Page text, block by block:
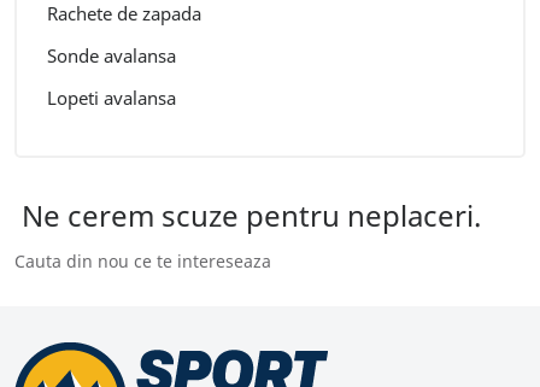
Rachete de zapada
Sonde avalansa
Lopeti avalansa
Ne cerem scuze pentru neplaceri.
Cauta din nou ce te intereseaza